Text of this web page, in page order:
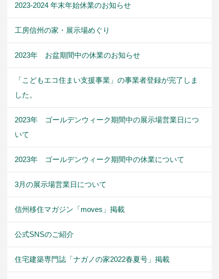
2023-2024 年末年始休業のお知らせ
工房信州の家・展示場めぐり
2023年 お盆期間中の休業のお知らせ
「こどもエコ住まい支援事業」の事業者登録が完了しま
した。
2023年 ゴールデンウィーク期間中の展示場営業日につ
いて
2023年 ゴールデンウィーク期間中の休業について
3月の展示場営業日について
信州移住マガジン「moves」掲載
公式SNSのご紹介
住宅建築専門誌「ナガノの家2022春夏号」掲載